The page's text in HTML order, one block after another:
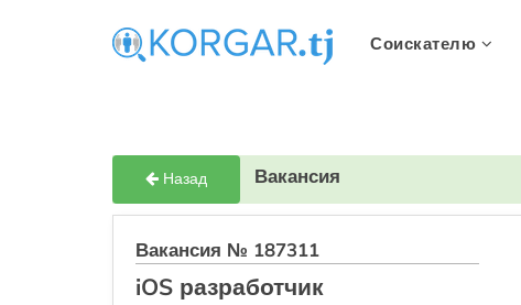
Соискателю
Назад Вакансия
Вакансия № 187311
iOS разработчик